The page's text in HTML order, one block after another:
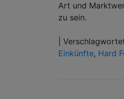
Art und
zu sein.
Einkünfte, Hard